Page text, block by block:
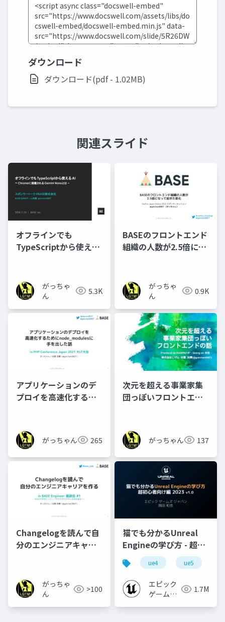
ダウンロード
ダウンロード(pdf - 1.02MB)
関連スライド
オフラインでも
TypeScriptから使える
~
がっちゃ
ん
5.3K
BASEのフロントエンド
組織の人数が2.5倍にな
がっちゃ
ん
0.9K
アプリケーションのデ
プロイを高速化するた
がっちゃん 265
次元を超える事業家集
団っぽいフロントエン
がっちゃん 137
Changelogを読んで自
分のエンジニアキャリ
がっちゃ
ん
>100
猫でも分かるUnreal
Engineの学び方 - 超初
心者向け編 - 2023 v1.0
ue4 ue5
エピック
ゲームズ
1.7M